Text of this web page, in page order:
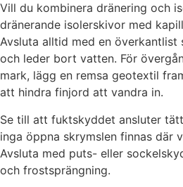
Vill du kombinera dränering och
dränerande isolerskivor med
Avsluta alltid med en
och leder bort vatten. För
mark, lägg en remsa geotextil
att hindra finjord att vandra in.
Se till att fuktskyddet ansluter
inga öppna skrymslen finnas där
Avsluta med puts- eller
och frostsprängning.